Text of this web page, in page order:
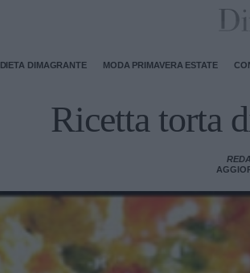
DIETA DIMAGRANTE MODA PRIMAVERA ESTATE
Ricetta torta